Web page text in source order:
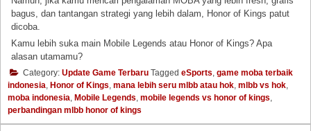
bagus, dan tantangan strategi yang lebih dalam, Honor of Kings patut
dicoba.
Kamu lebih suka main Mobile Legends atau Honor of Kings? Apa
alasan utamamu?
Category: Update Game Terbaru Tagged eSports, game moba terbaik
indonesia, Honor of Kings, mana lebih seru mlbb atau hok, mlbb vs hok,
moba indonesia, Mobile Legends, mobile legends vs honor of kings,
perbandingan mlbb honor of kings